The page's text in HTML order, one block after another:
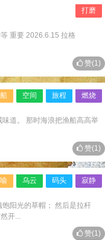
打磨
重要 2026.6.15 拉格
赞(1)
空间 旅程 燃烧
道。 那时海浪把渔船高高举
赞(1)
乌云 码头 寂静
阳光的草帽； 然后是拉杆
开...
赞(1)